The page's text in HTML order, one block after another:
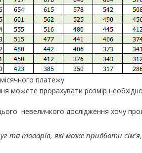
платежу
можете прорахувати розмір
невеличкого дослідження хочу
та товарів, які може придбати